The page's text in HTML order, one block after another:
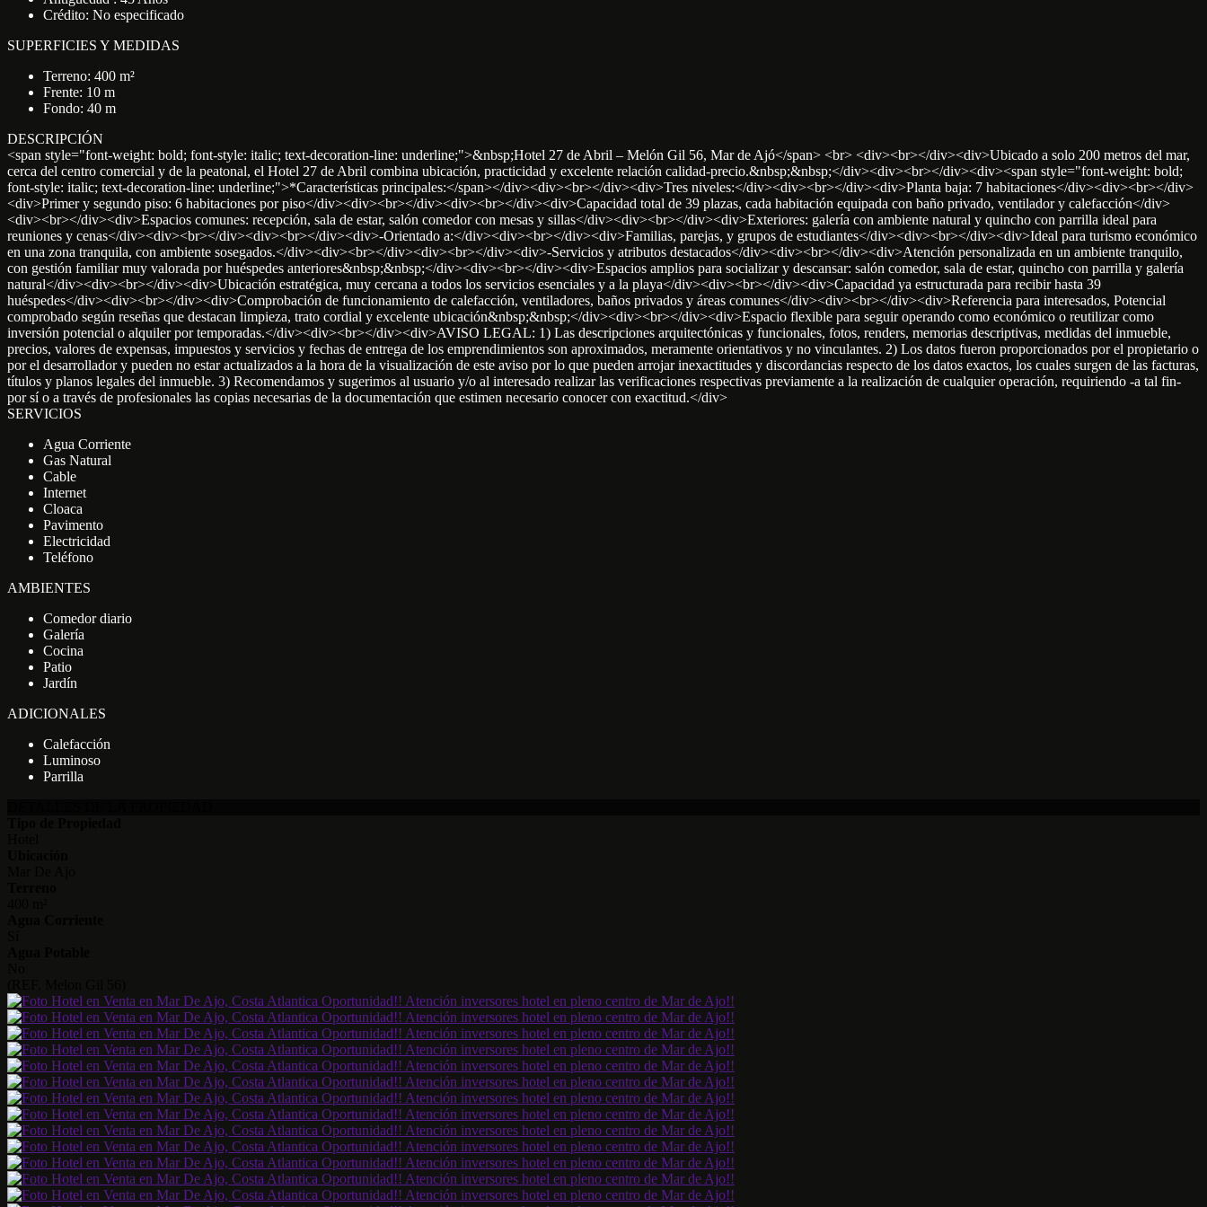
Crédito: No especificado
SUPERFICIES Y MEDIDAS
Terreno: 400 m²
Frente: 10 m
Fondo: 40 m
DESCRIPCIÓN
<span style="font-weight: bold; font-style: italic; text-decoration-line: underline;">&nbsp;Hotel 27 de Abril – Melón Gil 56, Mar de Ajó</span> <br> <div><br></div><div>Ubicado a solo 200 metros del mar,
cerca del centro comercial y de la peatonal, el Hotel 27 de Abril combina ubicación, practicidad y excelente relación calidad-precio.&nbsp;&nbsp;</div><div><br></div><div><span style="font-weight: bold;
font-style: italic; text-decoration-line: underline;">*Características principales:</span></div><div><br></div><div>Tres niveles:</div><div><br></div><div>Planta baja: 7 habitaciones</div><div><br></div>
<div>Primer y segundo piso: 6 habitaciones por piso</div><div><br></div><div><br></div><div>Capacidad total de 39 plazas, cada habitación equipada con baño privado, ventilador y calefacción</div>
<div><br></div><div>Espacios comunes: recepción, sala de estar, salón comedor con mesas y sillas</div><div><br></div><div>Exteriores: galería con ambiente natural y quincho con parrilla ideal para
reuniones y cenas</div><div><br></div><div><br></div><div>-Orientado a:</div><div><br></div><div>Familias, parejas, y grupos de estudiantes</div><div><br></div><div>Ideal para turismo económico
en una zona tranquila, con ambiente sosegados.</div><div><br></div><div><br></div><div>-Servicios y atributos destacados</div><div><br></div><div>Atención personalizada en un ambiente tranquilo,
con gestión familiar muy valorada por huéspedes anteriores&nbsp;&nbsp;</div><div><br></div><div>Espacios amplios para socializar y descansar: salón comedor, sala de estar, quincho con parrilla y galería
natural</div><div><br></div><div>Ubicación estratégica, muy cercana a todos los servicios esenciales y a la playa</div><div><br></div><div>Capacidad ya estructurada para recibir hasta 39
huéspedes</div><div><br></div><div>Comprobación de funcionamiento de calefacción, ventiladores, baños privados y áreas comunes</div><div><br></div><div>Referencia para interesados, Potencial
comprobado según reseñas que destacan limpieza, trato cordial y excelente ubicación&nbsp;&nbsp;</div><div><br></div><div>Espacio flexible para seguir operando como económico o reutilizar como
inversión potencial o alquiler por temporadas.</div><div><br></div><div>AVISO LEGAL: 1) Las descripciones arquitectónicas y funcionales, fotos, renders, memorias descriptivas, medidas del inmueble,
precios, valores de expensas, impuestos y servicios y fechas de entrega de los emprendimientos son aproximados, meramente orientativos y no vinculantes. 2) Los datos fueron proporcionados por el propietario o
por el desarrollador y pueden no estar actualizados a la hora de la visualización de este aviso por lo que pueden arrojar inexactitudes y discordancias respecto de los datos exactos, los cuales surgen de las facturas,
títulos y planos legales del inmueble. 3) Recomendamos y sugerimos al usuario y/o al interesado realizar las verificaciones respectivas previamente a la realización de cualquier operación, requiriendo -a tal fin-
por sí o a través de profesionales las copias necesarias de la documentación que estimen necesario conocer con exactitud.</div>
SERVICIOS
Agua Corriente
Gas Natural
Cable
Internet
Cloaca
Pavimento
Electricidad
Teléfono
AMBIENTES
Comedor diario
Galería
Cocina
Patio
Jardín
ADICIONALES
Calefacción
Luminoso
Parrilla